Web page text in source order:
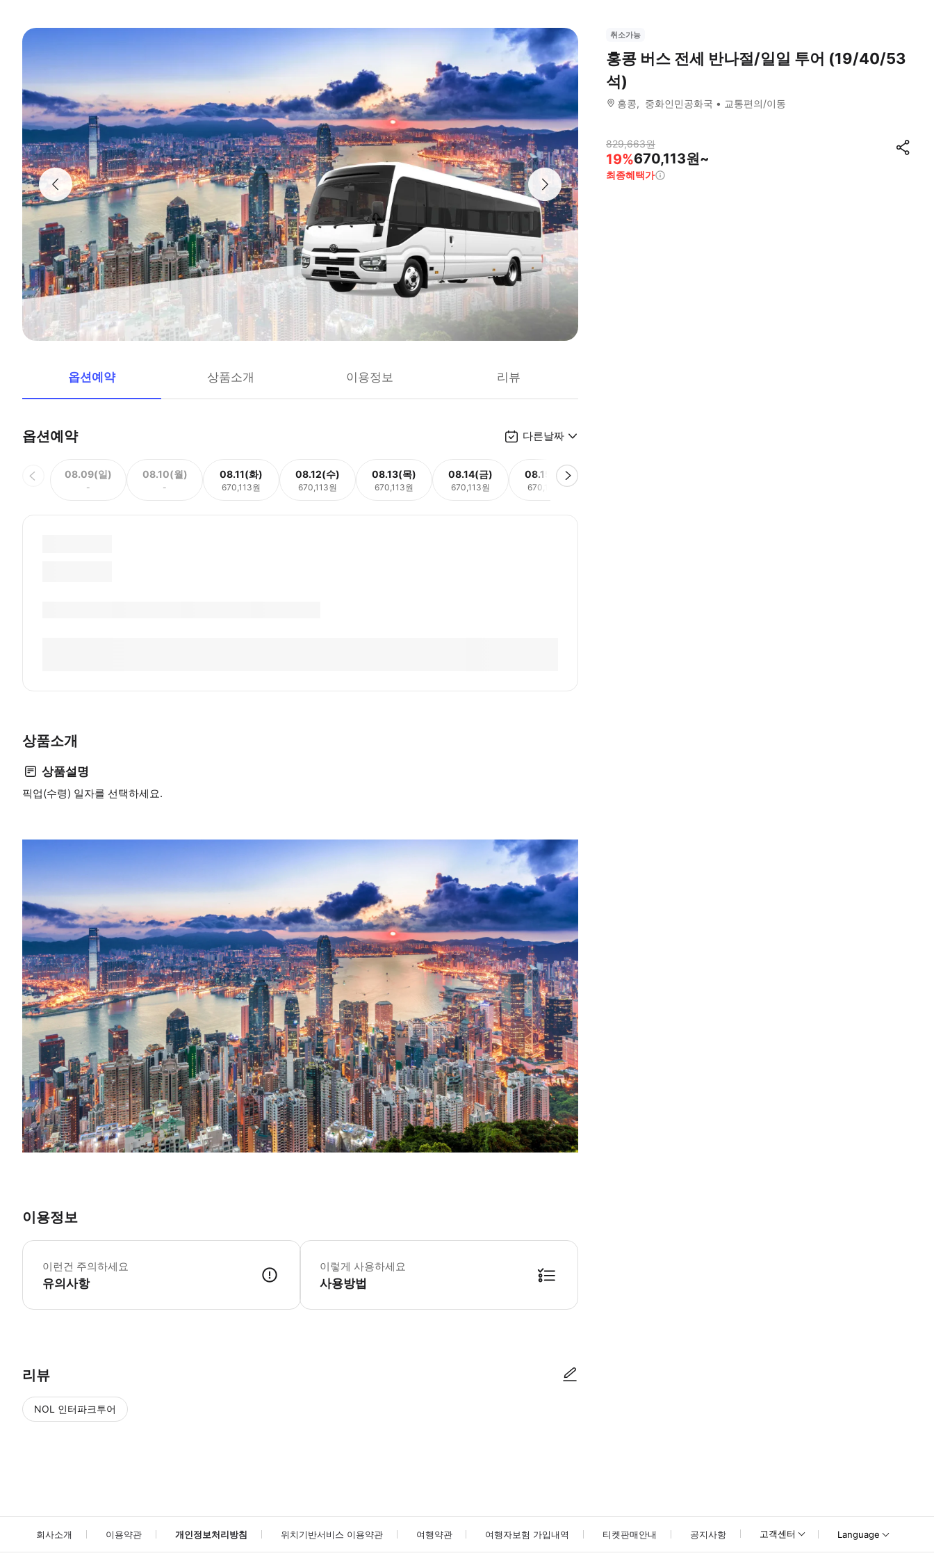
옵션예약 상품소개 이용정보 리뷰
옵션예약 다른날짜
08.09(일)
-
08.10(월)
-
08.11(화)
670,113원
08.12(수)
670,113원
08.13(목)
670,113원
08.14(금)
670,113원
08.15(토)
670,113원
상품소개
상품설명
픽업(수령) 일자를 선택하세요.
이용정보
이런건 주의하세요
유의사항
전세 서비스는 무료 대기 시간이 없으며, 기사는 고객이 선택한 시간부터 시간을 계산하므로 고객은 정시에 목적지에 도착해 주시기 바랍니다.
- 추가정보 * 아동용 카시트 1개는 탑승객 1인으로 간주됩니다.
- 예약확정 * 예약 후 48시간 이내에 확정됩니다. 예약확정 이메일을 받지 못한 경우, 고객센터로 문의해주세요.
이렇게 사용하세요
사용방법
리뷰
NOL 인터파크투어
취소가능
홍콩 버스 전세 반나절/일일 투어 (19/40/53
석)
홍콩 중화인민공화국 교통편의/이동
829,663원
19%670,113원~
최종혜택가
회사소개 이용약관 개인정보처리방침 위치기반서비스 이용약관 여행약관 여행자보험 가입내역 티켓판매안내 공지사항 고객센터 Language